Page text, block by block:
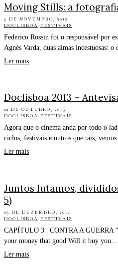
Moving Stills: a
3 DE NOVEMBRO, 2013
DOCLISBOA·FESTIVAIS
Federico Rossin foi o responsável por
Agnès Varda, duas almas incestuosas:
Ler mais
Doclisboa 2013 –
22 DE OUTUBRO, 2013
DOCLISBOA·FESTIVAIS
Agora que o cinema anda por todo o
ciclos, festivais e outros que tais,
Ler mais
Juntos lutamos,
5)
23 DE DEZEMBRO, 2012
DOCLISBOA·FESTIVAIS
CAPÍTULO 3 | CONTRA A GUERRA
your money that good Will it buy you…
Ler mais